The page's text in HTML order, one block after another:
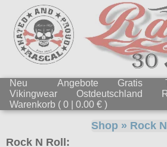
Neu Angebote Gratis
Vikingwear
Ostdeutschland
Warenkorb ( 0 | 0.00 € )
Rock N Roll:
Shop » Rock N